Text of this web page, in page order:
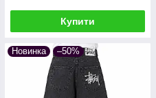
Купити
Новинка –50%